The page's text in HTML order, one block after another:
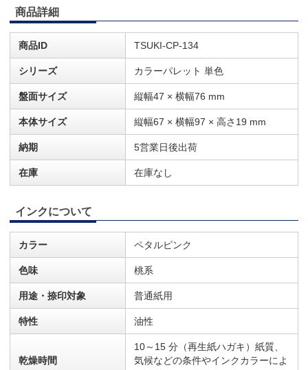
商品詳細
商品ID TSUKI-CP-134
シリーズ カラーパレット 単色
盤面サイズ 縦幅47 × 横幅76 mm
本体サイズ 縦幅67 × 横幅97 × 高さ19 mm
納期 5営業日後出荷
在庫 在庫なし
インクについて
カラー ペタルピンク
色味 桃系
用途・捺印対象 普通紙用
特性 油性
乾燥時間
10～15 分（再生紙ハガキ）紙質、
気候などの条件やインクカラーによ